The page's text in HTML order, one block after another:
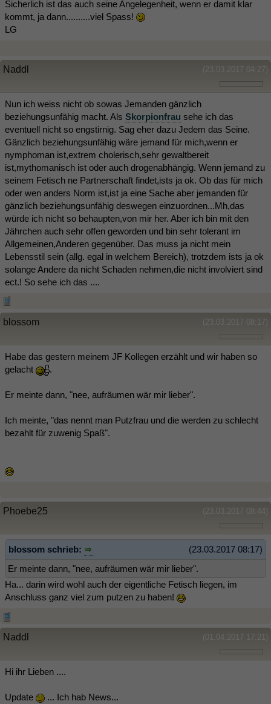
Sicherlich ist das auch seine Angelegenheit, wenn er damit klar
kommt, ja dann..........viel Spass!
LG
(23.03.2017 04:27)
Naddl
Nun ich weiss nicht ob sowas Jemanden gänzlich
beziehungsunfähig macht. Als Skorpionfrau sehe ich das
eventuell nicht so engstirnig. Sag eher dazu Jedem das Seine.
Gänzlich beziehungsunfähig wäre jemand für mich,wenn er
nymphoman ist,extrem cholerisch,sehr gewaltbereit
ist,mythomanisch ist oder auch drogenabhängig. Wenn jemand zu
seinem Fetisch ne Partnerschaft findet,ists ja ok. Ob das für mich
oder wen anders Norm ist,ist ja eine Sache aber jemanden für
gänzlich beziehungsunfähig deswegen einzuordnen...Mh,das
würde ich nicht so behaupten,von mir her. Aber ich bin mit den
Jährchen auch sehr offen geworden und bin sehr tolerant im
Allgemeinen,Anderen gegenüber. Das muss ja nicht mein
Lebensstil sein (allg. egal in welchem Bereich), trotzdem ists ja ok
solange Andere da nicht Schaden nehmen,die nicht involviert sind
ect.! So sehe ich das ....
(23.03.2017 08:17)
blossom
Habe das gestern meinem JF Kollegen erzählt und wir haben so
gelacht
.
Er meinte dann, "nee, aufräumen wär mir lieber".
Ich meinte, "das nennt man Putzfrau und die werden zu schlecht
bezahlt für zuwenig Spaß".
(23.03.2017 08:44)
Phoebe25
(23.03.2017 08:17)
blossom schrieb:
Er meinte dann, "nee, aufräumen wär mir lieber".
Ha... darin wird wohl auch der eigentliche Fetisch liegen, im
Anschluss ganz viel zum putzen zu haben!
(01.04.2017 17:21)
Naddl
Hi ihr Lieben ....
Update
... Ich hab News...